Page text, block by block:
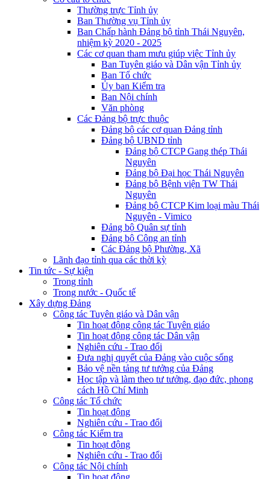
Thường trực Tỉnh ủy
Ban Thường vụ Tỉnh ủy
Ban Chấp hành Đảng bộ tỉnh Thái Nguyên,
nhiệm kỳ 2020 - 2025
Các cơ quan tham mưu giúp việc Tỉnh ủy
Ban Tuyên giáo và Dân vận Tỉnh ủy
Ban Tổ chức
Ủy ban Kiểm tra
Ban Nội chính
Văn phòng
Các Đảng bộ trực thuộc
Đảng bộ các cơ quan Đảng tỉnh
Đảng bộ UBND tỉnh
Đảng bộ CTCP Gang thép Thái
Nguyên
Đảng bộ Đại học Thái Nguyên
Đảng bộ Bệnh viện TW Thái
Nguyên
Đảng bộ CTCP Kim loại màu Thái
Nguyên - Vimico
Đảng bộ Quân sự tỉnh
Đảng bộ Công an tỉnh
Các Đảng bộ Phường, Xã
Lãnh đạo tỉnh qua các thời kỳ
Tin tức - Sự kiện
Trong tỉnh
Trong nước - Quốc tế
Xây dựng Đảng
Công tác Tuyên giáo và Dân vận
Tin hoạt động công tác Tuyên giáo
Tin hoạt động công tác Dân vận
Nghiên cứu - Trao đổi
Đưa nghị quyết của Đảng vào cuộc sống
Bảo vệ nền tảng tư tưởng của Đảng
Học tập và làm theo tư tưởng, đạo đức, phong
cách Hồ Chí Minh
Công tác Tổ chức
Tin hoạt động
Nghiên cứu - Trao đổi
Công tác Kiểm tra
Tin hoạt động
Nghiên cứu - Trao đổi
Công tác Nội chính
Tin hoạt động